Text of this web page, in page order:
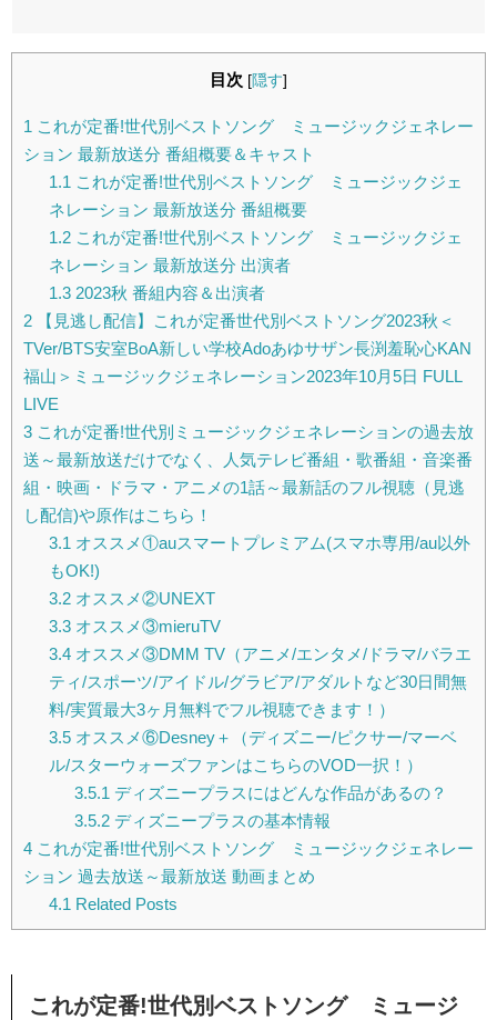
目次 [隠す]
1 これが定番!世代別ベストソング ミュージックジェネレー
ション 最新放送分 番組概要＆キャスト
1.1これが定番!世代別ベストソング ミュージックジェ
ネレーション 最新放送分 番組概要
1.2これが定番!世代別ベストソング ミュージックジェ
ネレーション 最新放送分 出演者
1.32023秋 番組内容＆出演者
2 【見逃し配信】これが定番世代別ベストソング2023秋＜
TVer/BTS安室BoA新しい学校Adoあゆサザン長渕羞恥心KAN
福山＞ミュージックジェネレーション2023年10月5日 FULL
LIVE
3 これが定番!世代別ミュージックジェネレーションの過去放
送～最新放送だけでなく、人気テレビ番組・歌番組・音楽番
組・映画・ドラマ・アニメの1話～最新話のフル視聴（見逃
し配信)や原作はこちら！
3.1オススメ①auスマートプレミアム(スマホ専用/au以外
もOK!)
3.2オススメ②UNEXT
3.3オススメ③mieruTV
3.4オススメ③DMM TV（アニメ/エンタメ/ドラマ/バラエ
ティ/スポーツ/アイドル/グラビア/アダルトなど30日間無
料/実質最大3ヶ月無料でフル視聴できます！）
3.5オススメ⑥Desney＋（ディズニー/ピクサー/マーベ
ル/スターウォーズファンはこちらのVOD一択！）
3.5.1ディズニープラスにはどんな作品があるの？
3.5.2ディズニープラスの基本情報
4 これが定番!世代別ベストソング ミュージックジェネレー
ション 過去放送～最新放送 動画まとめ
4.1Related Posts
これが定番!世代別ベストソング ミュージ